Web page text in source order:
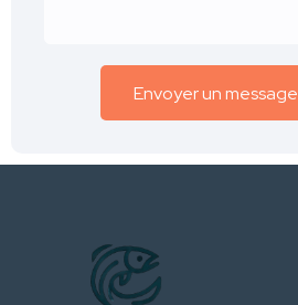
Envoyer un message